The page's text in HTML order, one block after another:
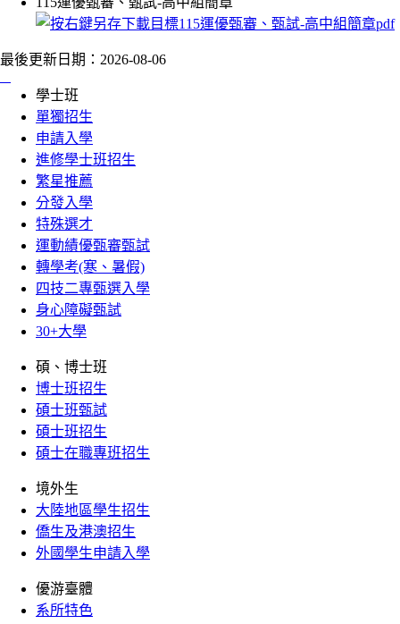
最後更新日期： 2026-08-06
學士班
單獨招生
申請入學
進修學士班招生
繁星推薦
分發入學
特殊選才
運動績優甄審甄試
轉學考(寒、暑假)
四技二專甄選入學
身心障礙甄試
30+大學
碩、博士班
博士班招生
碩士班甄試
碩士班招生
碩士在職專班招生
境外生
大陸地區學生招生
僑生及港澳招生
外國學生申請入學
優游臺體
系所特色